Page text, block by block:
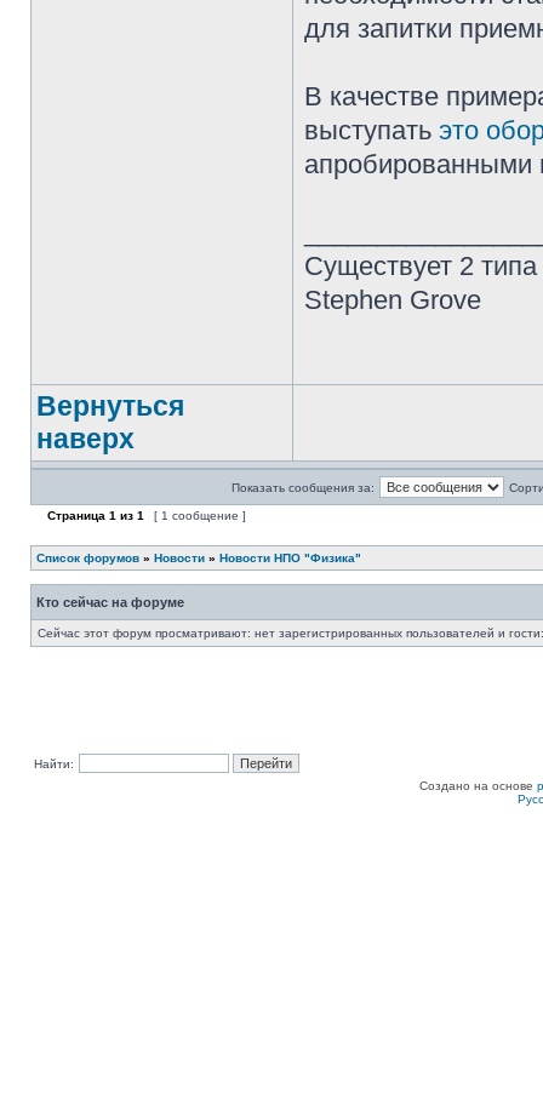
для запитки
В качестве
выступать это
апробированными
Существует 2
Stephen Grove
Вернуться
наверх
Показать сообщения за:
Страница 1 из 1 [ 1 сообщение ]
Список форумов » Новости » Новости НПО "Физика"
Кто сейчас на форуме
Сейчас этот форум просматривают: нет зарегистрированных пользователей и
Найти:
Создано на основе